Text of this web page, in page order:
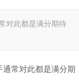
对此都是满分期待
常对此都是满分期